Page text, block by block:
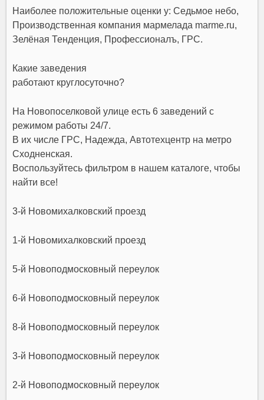
Наиболее положительные оценки у: Седьмое небо,
Производственная компания мармелада marme.ru,
Зелёная Тенденция, Профессионалъ, ГРС.
Какие заведения
работают круглосуточно?
На Новопоселковой улице есть 6 заведений с
режимом работы 24/7.
В их числе ГРС, Надежда, Автотехцентр на метро
Сходненская.
Воспользуйтесь фильтром в нашем каталоге, чтобы
найти все!
3-й Новомихалковский проезд
1-й Новомихалковский проезд
5-й Новоподмосковный переулок
6-й Новоподмосковный переулок
8-й Новоподмосковный переулок
3-й Новоподмосковный переулок
2-й Новоподмосковный переулок